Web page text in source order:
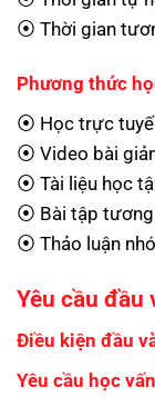
⦿ Thời gian
Phương thức
⦿ Học trực
⦿ Video bài
⦿ Tài liệu học
⦿ Bài tập
⦿ Thảo luận
Yêu cầu đầu
Điều kiện đầu
Yêu cầu học vấn